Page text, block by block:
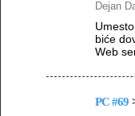
Dejan
biće
Web
PC #69